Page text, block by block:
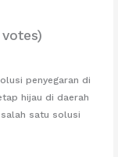
penyegaran di
hijau di daerah
satu solusi